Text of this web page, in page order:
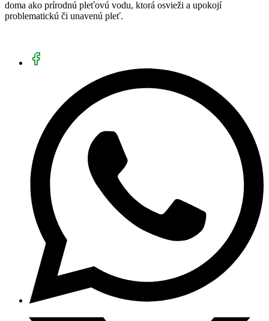
doma ako prírodnú pleťovú vodu, ktorá osvieži a upokojí
problematickú či unavenú pleť.